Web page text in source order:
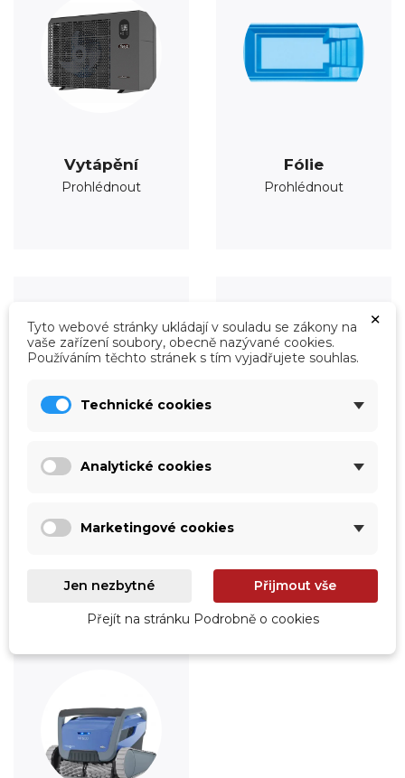
Vytápění
Prohlédnout
Fólie
Prohlédnout
Prohlédnout
×
Tyto webové stránky ukládají v souladu se zákony na
vaše zařízení soubory, obecně nazývané cookies.
Používáním těchto stránek s tím vyjadřujete souhlas.
Technické cookies
Analytické cookies
Marketingové cookies
Jen nezbytné Přijmout vše
Přejít na stránku Podrobně o cookies